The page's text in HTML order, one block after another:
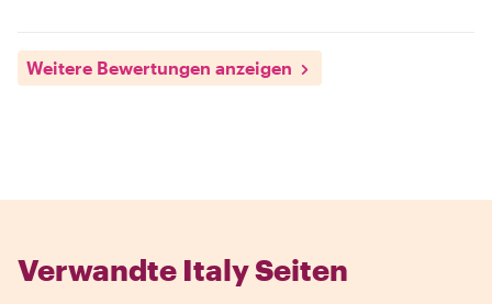
Weitere Bewertungen anzeigen
Verwandte Italy Seiten